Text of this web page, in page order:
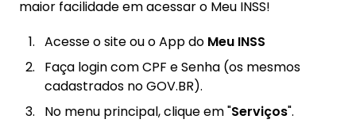
maior facilidade em acessar o Meu INSS!
Acesse o site ou o App do Meu INSS
Faça login com CPF e Senha (os mesmos
cadastrados no GOV.BR).
No menu principal, clique em "Serviços".